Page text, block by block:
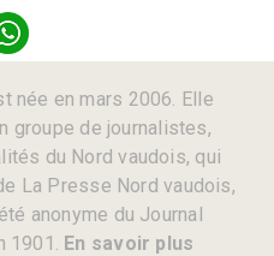
née en mars 2006. Elle
groupe de journalistes,
du Nord vaudois, qui
La Presse Nord vaudois,
anonyme du Journal
1901. En savoir plus